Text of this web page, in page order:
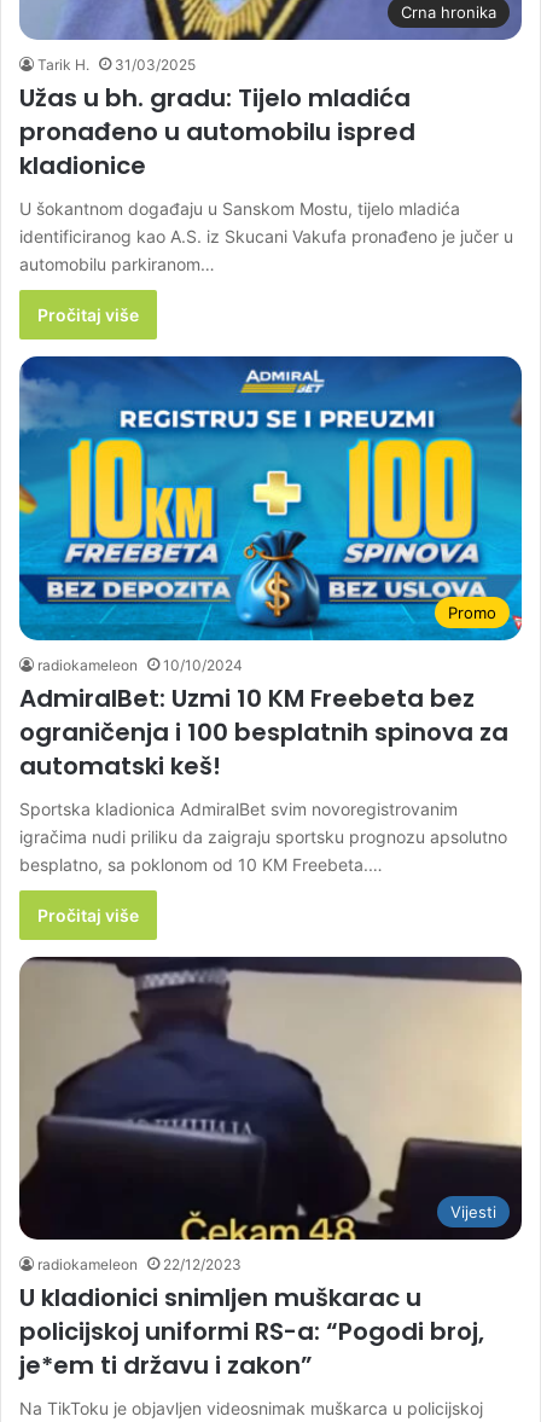
Crna hronika
Tarik H. 31/03/2025
Užas u bh. gradu: Tijelo mladića
pronađeno u automobilu ispred
kladionice
U šokantnom događaju u Sanskom Mostu, tijelo mladića
identificiranog kao A.S. iz Skucani Vakufa pronađeno je jučer u
automobilu parkiranom…
Pročitaj više
Promo
radiokameleon 10/10/2024
AdmiralBet: Uzmi 10 KM Freebeta bez
ograničenja i 100 besplatnih spinova za
automatski keš!
Sportska kladionica AdmiralBet svim novoregistrovanim
igračima nudi priliku da zaigraju sportsku prognozu apsolutno
besplatno, sa poklonom od 10 KM Freebeta.…
Pročitaj više
Vijesti
radiokameleon 22/12/2023
U kladionici snimljen muškarac u
policijskoj uniformi RS-a: “Pogodi broj,
je*em ti državu i zakon”
Na TikToku je objavljen videosnimak muškarca u policijskoj